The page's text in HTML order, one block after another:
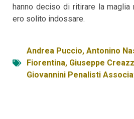
hanno deciso di ritirare la maglia
ero solito indossare.
Andrea Puccio, Antonino
Fiorentina, Giuseppe
Giovannini Penalisti